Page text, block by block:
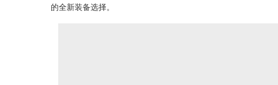
的全新装备选择。